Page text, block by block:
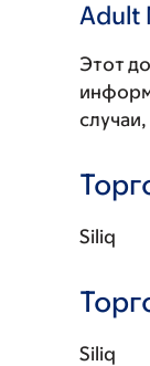
Adult
Этот
Siliq
Siliq